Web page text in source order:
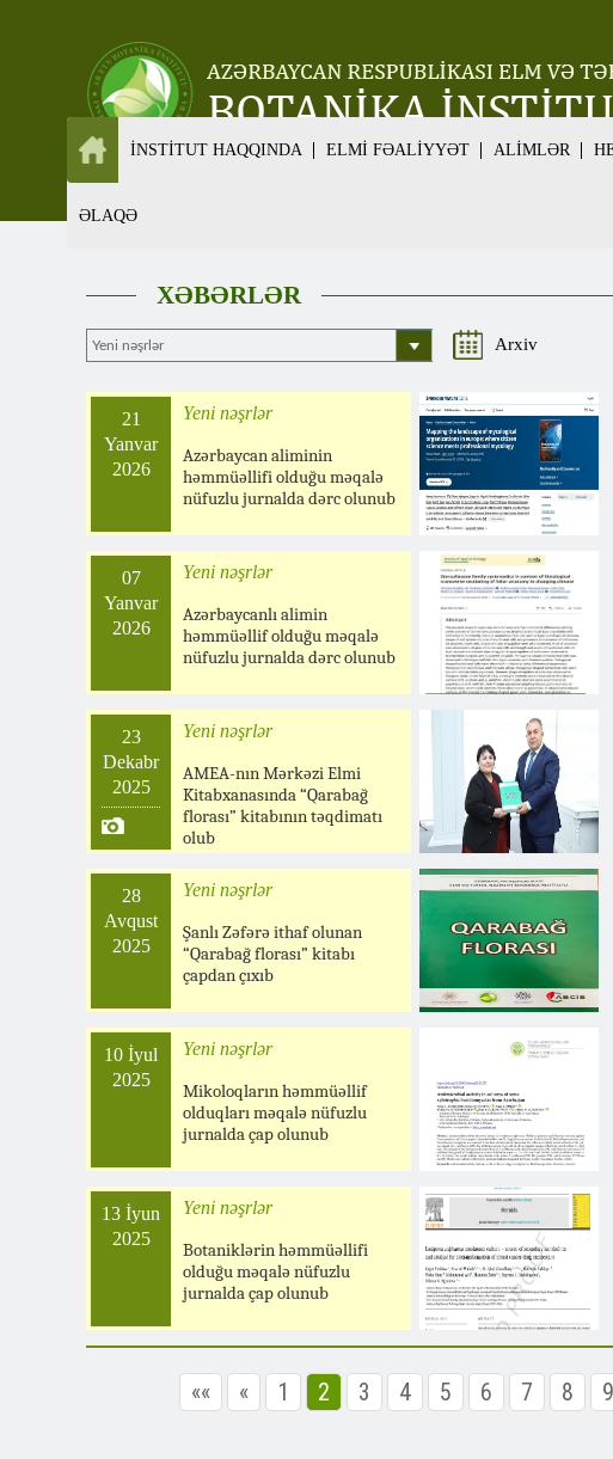
İNSTİTUT HAQQINDA ELMİ FƏALİYYƏT ALİMLƏR
ƏLAQƏ
XƏBƏRLƏR
Arxiv
21
Yanvar
2026
Yeni nəşrlər
Azərbaycan aliminin
həmmüəllifi olduğu məqalə
nüfuzlu jurnalda dərc olunub
07
Yanvar
2026
Yeni nəşrlər
Azərbaycanlı alimin
həmmüəllif olduğu məqalə
nüfuzlu jurnalda dərc olunub
23
Dekabr
2025
Yeni nəşrlər
AMEA-nın Mərkəzi Elmi
Kitabxanasında “Qarabağ
florası” kitabının təqdimatı
olub
28
Avqust
2025
Yeni nəşrlər
Şanlı Zəfərə ithaf olunan
“Qarabağ florası” kitabı
çapdan çıxıb
10 İyul
2025
Yeni nəşrlər
Mikoloqların həmmüəllif
olduqları məqalə nüfuzlu
jurnalda çap olunub
13 İyun
2025
Yeni nəşrlər
Botaniklərin həmmüəllifi
olduğu məqalə nüfuzlu
jurnalda çap olunub
«« « 1 2 3 4 5 6 7 8 9